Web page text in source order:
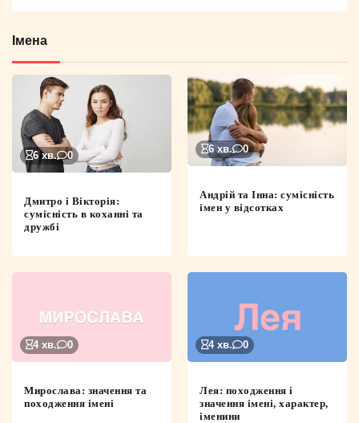
Імена
6 хв. 0
Дмитро і Вікторія:
сумісність в коханні та
дружбі
6 хв. 0
Андрій та Інна: сумісність
імен у відсотках
4 хв. 0
Мирослава: значення та
походження імені
4 хв. 0
Лея: походження і
значення імені, характер,
іменини